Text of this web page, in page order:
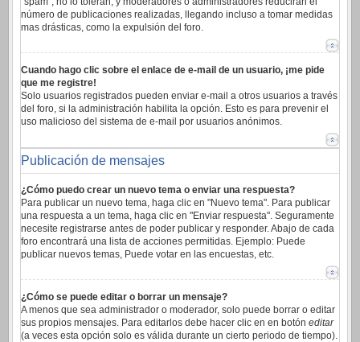
número de publicaciones realizadas, llegando incluso a tomar medidas
mas drásticas, como la expulsión del foro.
Cuando hago clic sobre el enlace de e-mail de un usuario, ¡me pide
que me registre!
Solo usuarios registrados pueden enviar e-mail a otros usuarios a través
del foro, si la administración habilita la opción. Esto es para prevenir el
uso malicioso del sistema de e-mail por usuarios anónimos.
Publicación de mensajes
¿Cómo puedo crear un nuevo tema o enviar una respuesta?
Para publicar un nuevo tema, haga clic en "Nuevo tema". Para publicar
una respuesta a un tema, haga clic en "Enviar respuesta". Seguramente
necesite registrarse antes de poder publicar y responder. Abajo de cada
foro encontrará una lista de acciones permitidas. Ejemplo: Puede
publicar nuevos temas, Puede votar en las encuestas, etc.
¿Cómo se puede editar o borrar un mensaje?
A menos que sea administrador o moderador, solo puede borrar o editar
sus propios mensajes. Para editarlos debe hacer clic en en botón editar
(a veces esta opción solo es válida durante un cierto periodo de tiempo).